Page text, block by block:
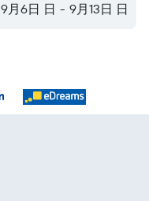
9月6日 日 - 9月13日 日